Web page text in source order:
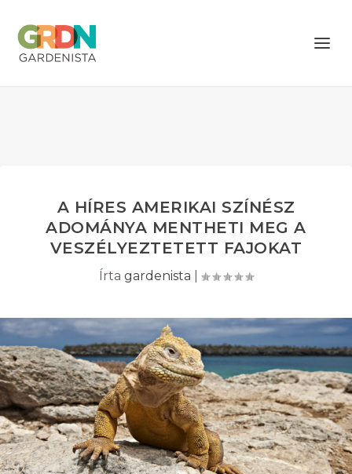
A HÍRES AMERIKAI SZÍNÉSZ
ADOMÁNYA MENTHETI MEG A
VESZÉLYEZTETETT FAJOKAT
Írta gardenista